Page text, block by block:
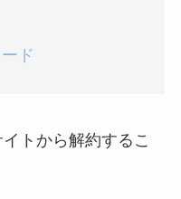
ド
トから解約するこ